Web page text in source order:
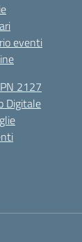
eventi
2127
Digitale